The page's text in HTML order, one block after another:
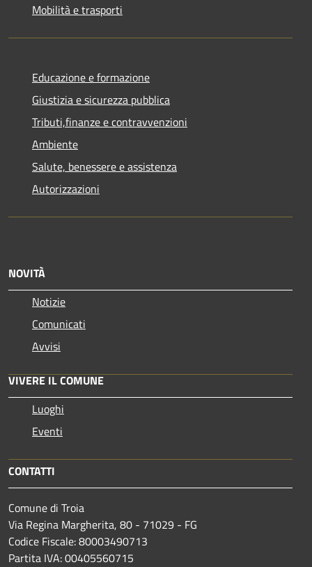
Mobilità e trasporti
Educazione e formazione
Giustizia e sicurezza pubblica
Tributi,finanze e contravvenzioni
Ambiente
Salute, benessere e assistenza
Autorizzazioni
NOVITÀ
Notizie
Comunicati
Avvisi
VIVERE IL COMUNE
Luoghi
Eventi
CONTATTI
Comune di Troia
Via Regina Margherita, 80 - 71029 - FG
Codice Fiscale: 80003490713
Partita IVA: 00405560715